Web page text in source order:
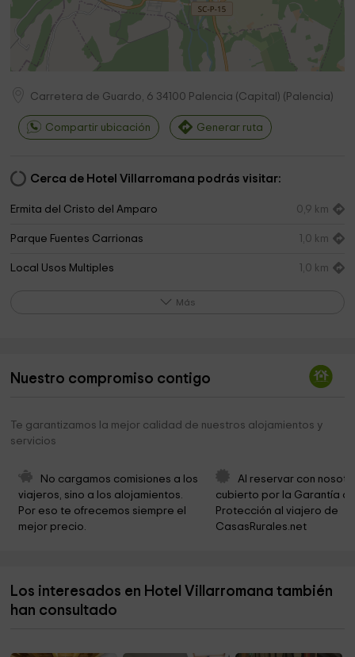
Carretera de Guardo, 6 34100 Palencia (Capital) ( Palencia)
Compartir ubicación Generar ruta
Cerca de Hotel Villarromana podrás visitar:
Ermita del Cristo del Amparo 0,9 km
Parque Fuentes Carrionas 1,0 km
Local Usos Multiples 1,0 km
Ermita del Cristo de la Cinta 2,8 km
Ayuntamiento de Mantinos
Ermita de San Juan de Fuentes Divinas
Iglesia de San Andrés
Parada Del Autobus Via Burgos Senderismo 4,4 km
Municipio de Velilla del Río Carrión 4,7 km
Más
Nuestro compromiso contigo
Te garantizamos la mejor calidad de nuestros alojamientos y
servicios
No cargamos comisiones a los
viajeros, sino a los alojamientos.
Por eso te ofrecemos siempre el
mejor precio.
Al reservar con
cubierto por la Garantía
Protección al viajero de
CasasRurales.net
Los interesados en Hotel Villarromana también
han consultado